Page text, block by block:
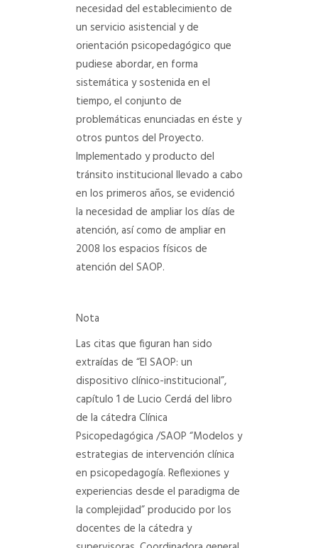
necesidad del establecimiento de
un servicio asistencial y de
orientación psicopedagógico que
pudiese abordar, en forma
sistemática y sostenida en el
tiempo, el conjunto de
problemáticas enunciadas en éste y
otros puntos del Proyecto.
Implementado y producto del
tránsito institucional llevado a cabo
en los primeros años, se evidenció
la necesidad de ampliar los días de
atención, así como de ampliar en
2008 los espacios físicos de
atención del SAOP.
Nota
Las citas que figuran han sido
extraídas de “El SAOP: un
dispositivo clínico-institucional”,
capítulo 1 de Lucio Cerdá del libro
de la cátedra Clínica
Psicopedagógica /SAOP “Modelos y
estrategias de intervención clínica
en psicopedagogía. Reflexiones y
experiencias desde el paradigma de
la complejidad” producido por los
docentes de la cátedra y